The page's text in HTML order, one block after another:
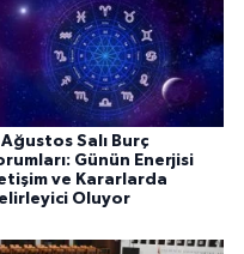
Salı Burç
Günün Enerjisi
ve Kararlarda
Oluyor